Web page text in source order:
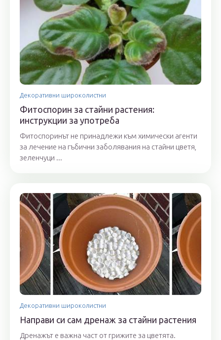
Декоративни широколистни
Фитоспорин за стайни растения:
инструкции за употреба
Фитоспоринът не принадлежи към химически агенти
за лечение на гъбични заболявания на стайни цветя,
зеленчуци ...
Декоративни широколистни
Направи си сам дренаж за стайни растения
Дренажът е важна част от грижите за цветята.